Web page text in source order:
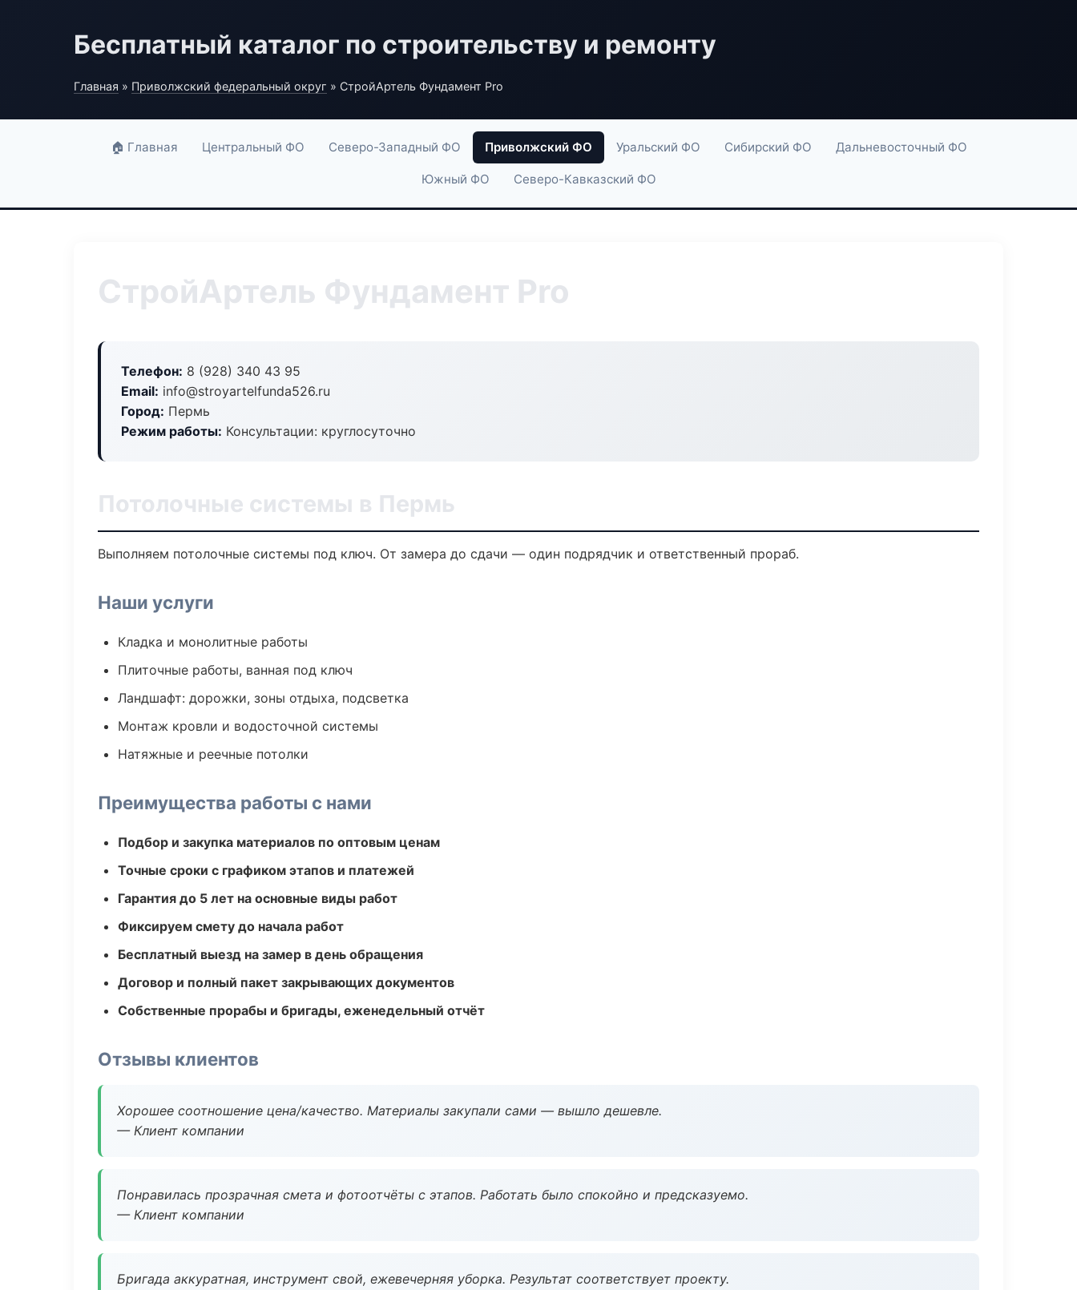
Бесплатный каталог по строительству и ремонту
Главная » Приволжский федеральный округ » СтройАртель Фундамент Pro
🏠 Главная Центральный ФО Северо-Западный ФО Приволжский ФО Уральский ФО Сибирский ФО Дальневосточный ФО
Южный ФО Северо-Кавказский ФО
СтройАртель Фундамент Pro
Телефон: 8 (928) 340 43 95
Email: info@stroyartelfunda526.ru
Город: Пермь
Режим работы: Консультации: круглосуточно
Потолочные системы в Пермь
Выполняем потолочные системы под ключ. От замера до сдачи — один подрядчик и ответственный прораб.
Наши услуги
Кладка и монолитные работы
Плиточные работы, ванная под ключ
Ландшафт: дорожки, зоны отдыха, подсветка
Монтаж кровли и водосточной системы
Натяжные и реечные потолки
Преимущества работы с нами
Подбор и закупка материалов по оптовым ценам
Точные сроки с графиком этапов и платежей
Гарантия до 5 лет на основные виды работ
Фиксируем смету до начала работ
Бесплатный выезд на замер в день обращения
Договор и полный пакет закрывающих документов
Собственные прорабы и бригады, еженедельный отчёт
Отзывы клиентов
Хорошее соотношение цена/качество. Материалы закупали сами — вышло дешевле.
— Клиент компании
Понравилась прозрачная смета и фотоотчёты с этапов. Работать было спокойно и предсказуемо.
— Клиент компании
Бригада аккуратная, инструмент свой, ежевечерняя уборка. Результат соответствует проекту.